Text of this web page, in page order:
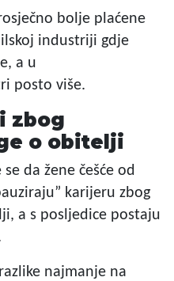
bolje plaćene
industriji gdje
a u
posto više.
zbog
o obitelji
da žene češće od
karijeru zbog
a s posljedice postaju
najmanje na